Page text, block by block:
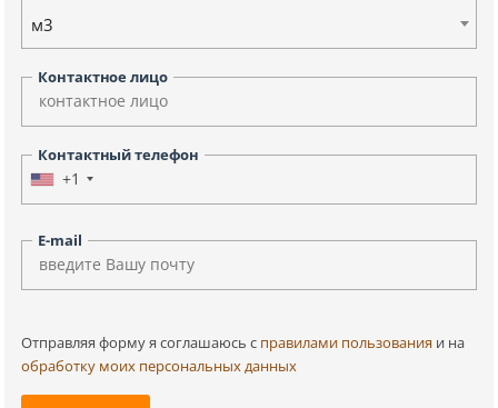
м3
Контактное лицо
Контактный телефон
+1
E-mail
Отправляя форму я соглашаюсь c правилами пользования и на
обработку моих персональных данных